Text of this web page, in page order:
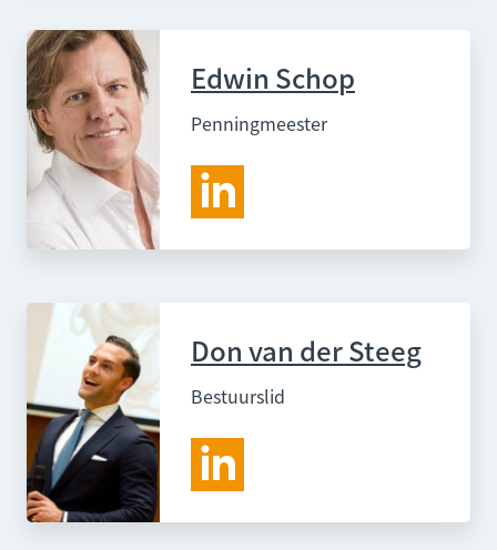
Edwin Schop
Penningmeester
Don van der Steeg
Bestuurslid